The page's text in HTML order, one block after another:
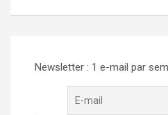
Newsletter : 1 e-mail par